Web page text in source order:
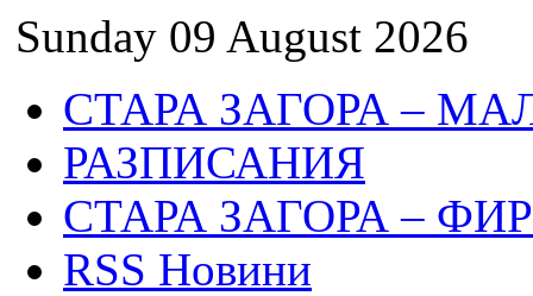
Sunday 09 August 2026
СТАРА ЗАГОРА –
РАЗПИСАНИЯ
СТАРА ЗАГОРА –
RSS Новини